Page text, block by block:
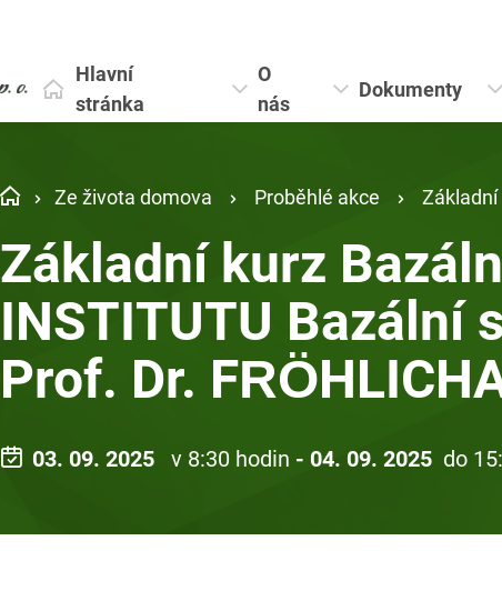
Hlavní
stránka
O
nás
Dokumenty
Ze života domova Proběhlé akce Základní kurz
Základní kurz
INSTITUTU Bazální
Prof. Dr.
03. 09. 2025 v 8:30 hodin - 04. 09. 2025 do